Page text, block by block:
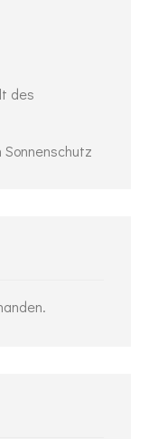
des
Sonnenschutz